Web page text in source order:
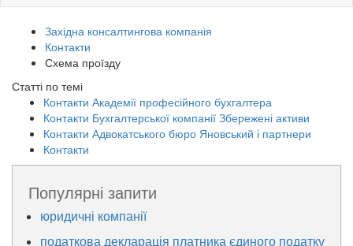
Західна консалтингова компанія
Контакти
Схема проїзду
Статті по темі
Контакти Академії професійного бухгалтера
Контакти Бухгалтерської компанії Збережені активи
Контакти Адвокатського бюро Яновський і партнери
Контакти
Популярні запити
юридичні компанії
податкова декларація платника єдиного податку